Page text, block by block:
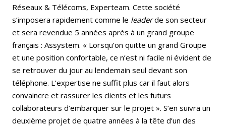
Réseaux & Télécoms, Experteam. Cette société
s’imposera rapidement comme le leaderde son secteur
et sera revendue 5 années après à un grand groupe
français : Assystem. « Lorsqu’on quitte un grand Groupe
et une position confortable, ce n’est ni facile ni évident de
se retrouver du jour au lendemain seul devant son
téléphone. L’expertise ne suffit plus car il faut alors
convaincre et rassurer les clients et les futurs
collaborateurs d’embarquer sur le projet ». S’en suivra un
deuxième projet de quatre années à la tête d’un des